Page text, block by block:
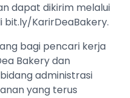
dapat dikirim melalui
KarirDeaBakery.
bagi pencari kerja
Bakery dan
administrasi
yang terus